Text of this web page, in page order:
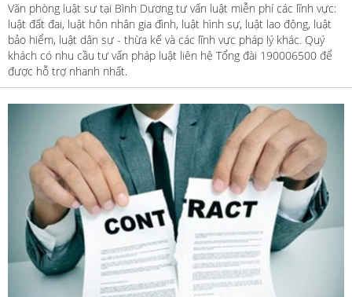
Văn phòng luật sư tại Bình Dương tư vấn luật miễn phí các lĩnh vực:
luật đất đai, luật hôn nhân gia đình, luật hình sự, luật lao động, luật
bảo hiểm, luật dân sự - thừa kế và các lĩnh vực pháp lý khác. Quý
khách có nhu cầu tư vấn pháp luật liên hệ Tổng đài 190006500 để
được hỗ trợ nhanh nhất.